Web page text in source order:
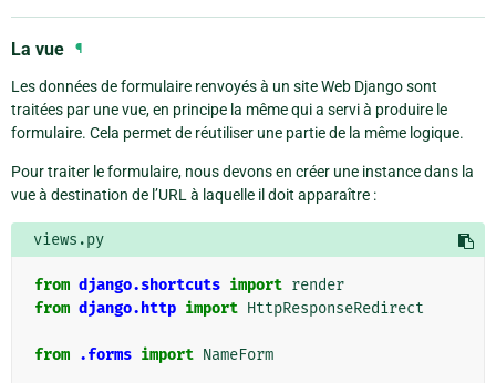
La vue ¶
Les données de formulaire renvoyés à un site Web Django sont
traitées par une vue, en principe la même qui a servi à produire le
formulaire. Cela permet de réutiliser une partie de la même logique.
Pour traiter le formulaire, nous devons en créer une instance dans la
vue à destination de l’URL à laquelle il doit apparaître :
views.py
from django.shortcuts import render
from django.http import HttpResponseRedirect
from .forms import NameForm